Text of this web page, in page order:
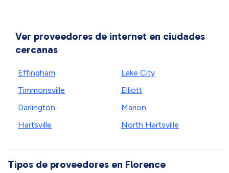
Ver proveedores de internet en ciudades
cercanas
Effingham
Timmonsville
Darlington
Hartsville
Lake City
Elliott
Marion
North Hartsville
Tipos de proveedores en Florence